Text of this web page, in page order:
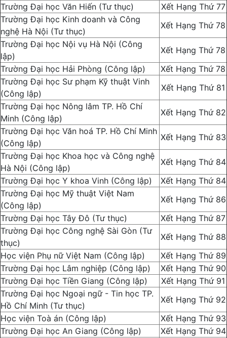
Trường Đại học Văn Hiến (Tư thục)
Xết Hạng Thứ 77
Trường Đại học Kinh doanh và Công
nghệ Hà Nội (Tư thục)
Xết Hạng Thứ 78
Trường Đại học Nội vụ Hà Nội (Công
lập)
Xết Hạng Thứ 78
Trường Đại học Hải Phòng (Công lập)
Xết Hạng Thứ 78
Trường Đại học Sư phạm Kỹ thuật Vinh
(Công lập)
Xết Hạng Thứ 81
Trường Đại học Nông lâm TP. Hồ Chí
Minh (Công lập)
Xết Hạng Thứ 82
Trường Đại học Văn hoá TP. Hồ Chí Minh
(Công lập)
Xết Hạng Thứ 83
Trường Đại học Khoa học và Công nghệ
Hà Nội (Công lập)
Xết Hạng Thứ 84
Trường Đại học Y khoa Vinh (Công lập)
Xết Hạng Thứ 84
Trường Đại học Mỹ thuật Việt Nam
(Công lập)
Xết Hạng Thứ 86
Trường Đại học Tây Đô (Tư thục)
Xết Hạng Thứ 87
Trường Đại học Công nghệ Sài Gòn (Tư
thục)
Xết Hạng Thứ 88
Học viện Phụ nữ Việt Nam (Công lập)
Xết Hạng Thứ 89
Trường Đại học Lâm nghiệp (Công lập)
Xết Hạng Thứ 90
Trường Đại học Tiền Giang (Công lập)
Xết Hạng Thứ 91
Trường Đại học Ngoại ngữ - Tin học TP.
Hồ Chí Minh (Tư thục)
Xết Hạng Thứ 92
Học viện Toà án (Công lập)
Xết Hạng Thứ 93
Trường Đại học An Giang (Công lập)
Xết Hạng Thứ 94